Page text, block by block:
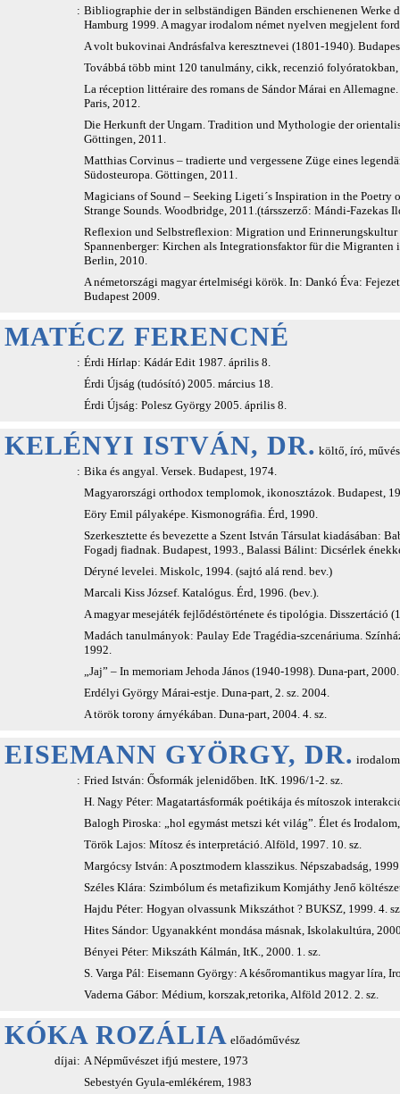
: Bibliographie der in selbständigen Bänden erschienenen Werke
Hamburg 1999. A magyar irodalom német nyelven megjelent
A volt bukovinai Andrásfalva keresztnevei (1801-1940).
Továbbá több mint 120 tanulmány, cikk, recenzió
La réception littéraire des romans de Sándor Márai en
Paris, 2012.
Die Herkunft der Ungarn. Tradition und Mythologie der
Göttingen, 2011.
Matthias Corvinus – tradierte und vergessene Züge eines
Südosteuropa. Göttingen, 2011.
Magicians of Sound – Seeking Ligeti´s Inspiration in the Poetry
Strange Sounds. Woodbridge, 2011.(társszerző: Mándi-Fazekas
Reflexion und Selbstreflexion: Migration und
Spannenberger: Kirchen als Integrationsfaktor für die Migranten
Berlin, 2010.
A németországi magyar értelmiségi körök. In: Dankó Éva:
Budapest 2009.
MATÉCZ FERENCNÉ
: Érdi Hírlap: Kádár Edit 1987. április 8.
Érdi Újság (tudósító) 2005. március 18.
Érdi Újság: Polesz György 2005. április 8.
KELÉNYI ISTVÁN, DR. költő, író,
: Bika és angyal. Versek. Budapest, 1974.
Magyarországi orthodox templomok, ikonosztázok. Budapest,
Eöry Emil pályaképe. Kismonográfia. Érd, 1990.
Szerkesztette és bevezette a Szent István Társulat kiadásában:
Fogadj fiadnak. Budapest, 1993., Balassi Bálint: Dicsérlek
Déryné levelei. Miskolc, 1994. (sajtó alá rend. bev.)
Marcali Kiss József. Katalógus. Érd, 1996. (bev.).
A magyar mesejáték fejlődéstörténete és tipológia. Disszertáció
Madách tanulmányok: Paulay Ede Tragédia-szcenáriuma.
1992.
„Jaj” – In memoriam Jehoda János (1940-1998). Duna-part, 2000.
Erdélyi György Márai-estje. Duna-part, 2. sz. 2004.
A török torony árnyékában. Duna-part, 2004. 4. sz.
EISEMANN GYÖRGY, DR.
: Fried István: Ősformák jelenidőben. ItK. 1996/1-2. sz.
H. Nagy Péter: Magatartásformák poétikája és mítoszok
Balogh Piroska: „hol egymást metszi két világ”. Élet és
Török Lajos: Mítosz és interpretáció. Alföld, 1997. 10. sz.
Margócsy István: A posztmodern klasszikus. Népszabadság,
Széles Klára: Szimbólum és metafizikum Komjáthy Jenő
Hajdu Péter: Hogyan olvassunk Mikszáthot ? BUKSZ, 1999. 4.
Hites Sándor: Ugyanakként mondása másnak, Iskolakultúra,
Bényei Péter: Mikszáth Kálmán, ItK., 2000. 1. sz.
S. Varga Pál: Eisemann György: A későromantikus magyar líra,
Vaderna Gábor: Médium, korszak,retorika, Alföld 2012. 2. sz.
KÓKA ROZÁLIA előadóművész
díjai: A Népművészet ifjú mestere, 1973
Sebestyén Gyula-emlékérem, 1983